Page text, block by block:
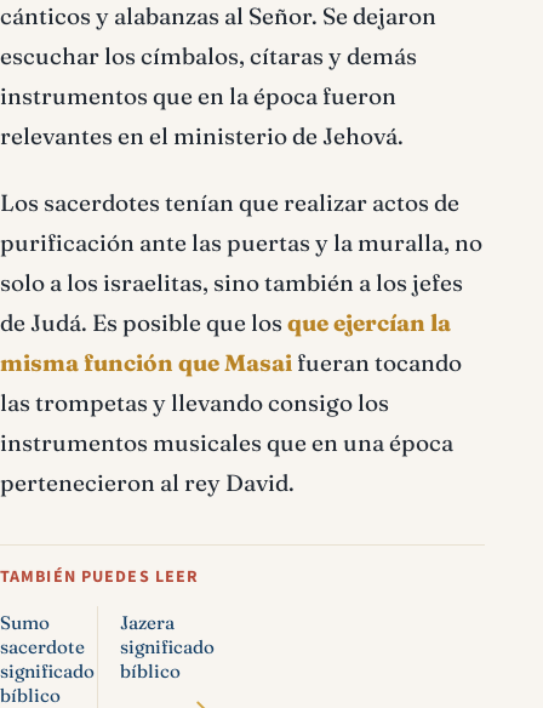
cánticos y alabanzas al Señor. Se dejaron
escuchar los címbalos, cítaras y demás
instrumentos que en la época fueron
relevantes en el ministerio de Jehová.
Los sacerdotes tenían que realizar actos de
purificación ante las puertas y la muralla, no
solo a los israelitas, sino también a los jefes
de Judá. Es posible que los que ejercían la
misma función que Masai fueran tocando
las trompetas y llevando consigo los
instrumentos musicales que en una época
pertenecieron al rey David.
TAMBIÉN PUEDES LEER
Sumo
sacerdote
significado
bíblico
Jazera
significado
bíblico